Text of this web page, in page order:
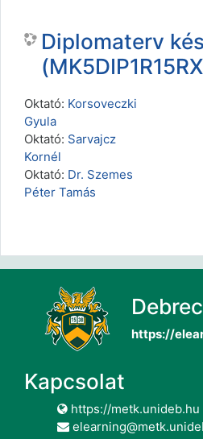
Diplomaterv
Oktató: Korsoveczki
Gyula
Oktató: Sarvajcz
Kornél
Oktató: Dr. Szemes
Péter Tamás
https://
Kapcsolat
https://metk.unideb.hu